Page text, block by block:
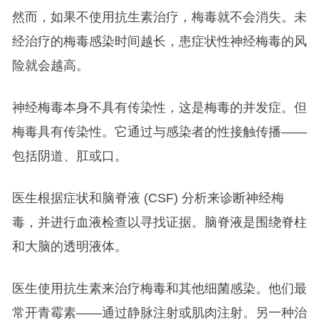
然而，如果不使用抗生素治疗，梅毒就不会消失。未
经治疗的梅毒感染时间越长，患症状性神经梅毒的风
险就会越高。
神经梅毒本身不具有传染性，这是梅毒的并发症。但
梅毒具有传染性。它通过与感染者的性接触传播——
包括阴道、肛或口。
医生根据症状和脑脊液 (CSF) 分析来诊断神经梅
毒，并进行血液检查以寻找证据。脑脊液是围绕脊柱
和大脑的透明液体。
医生使用抗生素来治疗梅毒和其他细菌感染。他们最
常开青霉素——通过静脉注射或肌肉注射。另一种治